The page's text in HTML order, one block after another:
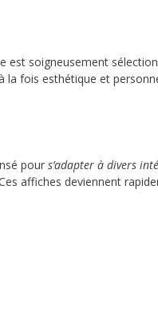
est soigneusement
la fois esthétique et
pour s’adapter à divers
affiches deviennent